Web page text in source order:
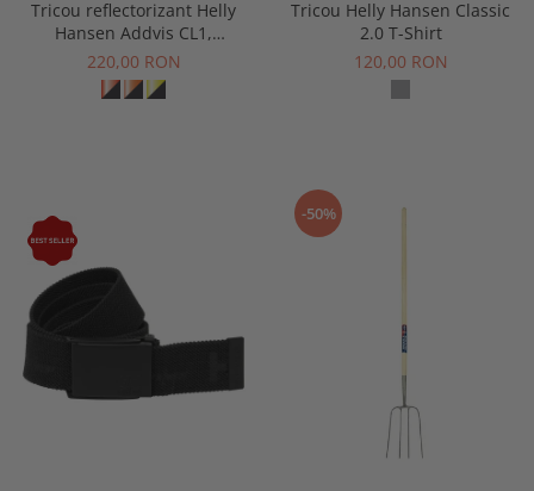
Buzunare externe
Echipamente specializate
Echipamente muncitori ferma
Masti protectie
Manusi protectie
Casti si antifoane protectie
Menghine si prese
Tricou reflectorizant Helly
Hansen Addvis CL1,
galben/negru abanos, XS
220,00 RON
Tricou Helly Hansen Classic
2.0 T-Shirt
120,00 RON
-50%